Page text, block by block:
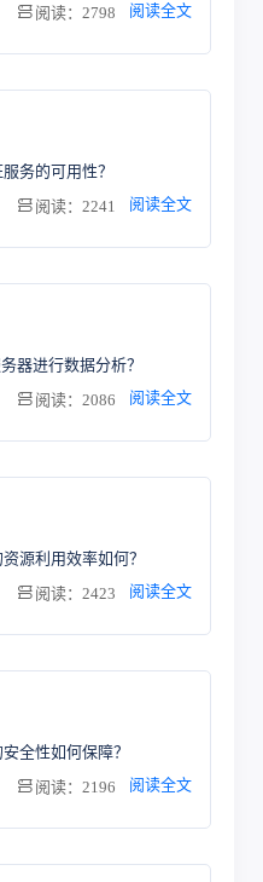
阅读：2798 阅读全文
务的可用性？
阅读：2241 阅读全文
器进行数据分析？
阅读：2086 阅读全文
源利用效率如何？
阅读：2423 阅读全文
全性如何保障？
阅读：2196 阅读全文